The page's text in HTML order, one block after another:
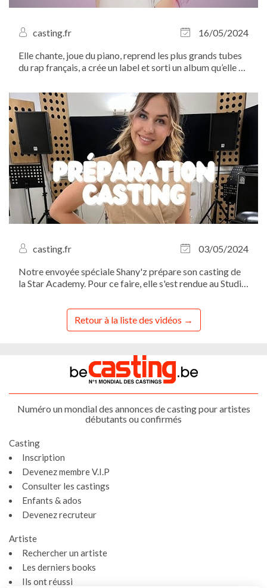
casting.fr
16/05/2024
Elle chante, joue du piano, reprend les plus grands tubes
du rap français, a crée un label et sorti un album qu’elle a
TRÈS productive Emma Krief...
casting.fr
03/05/2024
Notre envoyée spéciale Shany'z prépare son casting de
la Star Academy. Pour ce faire, elle s'est rendue au Studio
Floriane Colson.
Retour à la liste des vidéos
Numéro un mondial des annonces de casting pour artistes
débutants ou confirmés
Casting
Inscription
Devenez membre V.I.P
Consulter les castings
Enfants & ados
Devenez recruteur
Artiste
Rechercher un artiste
Les derniers books
Ils ont réussi